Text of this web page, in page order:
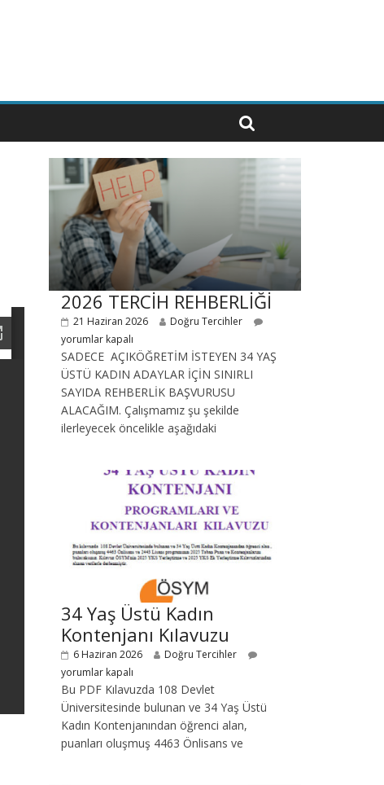
2026 TERCİH REHBERLİĞİ
21 Haziran 2026
Doğru Tercihler
yorumlar kapalı
SADECE AÇIKÖĞRETİM İSTEYEN 34 YAŞ
ÜSTÜ KADIN ADAYLAR İÇİN SINIRLI
SAYIDA REHBERLİK BAŞVURUSU
ALACAĞIM. Çalışmamız şu şekilde
ilerleyecek öncelikle aşağıdaki
34 Yaş Üstü Kadın
Kontenjanı Kılavuzu
6 Haziran 2026
Doğru Tercihler
yorumlar kapalı
Bu PDF Kılavuzda 108 Devlet
Üniversitesinde bulunan ve 34 Yaş Üstü
Kadın Kontenjanından öğrenci alan,
puanları oluşmuş 4463 Önlisans ve